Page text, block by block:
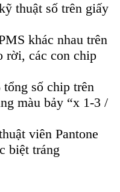
thuật số trên giấy
khác nhau trên
rời, các con chip
số chip trên
màu bảy “x 1-3 /
viên Pantone
biệt tráng